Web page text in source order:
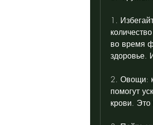
1.
во время
здоровье.
2. Овощи:
помогут
крови.